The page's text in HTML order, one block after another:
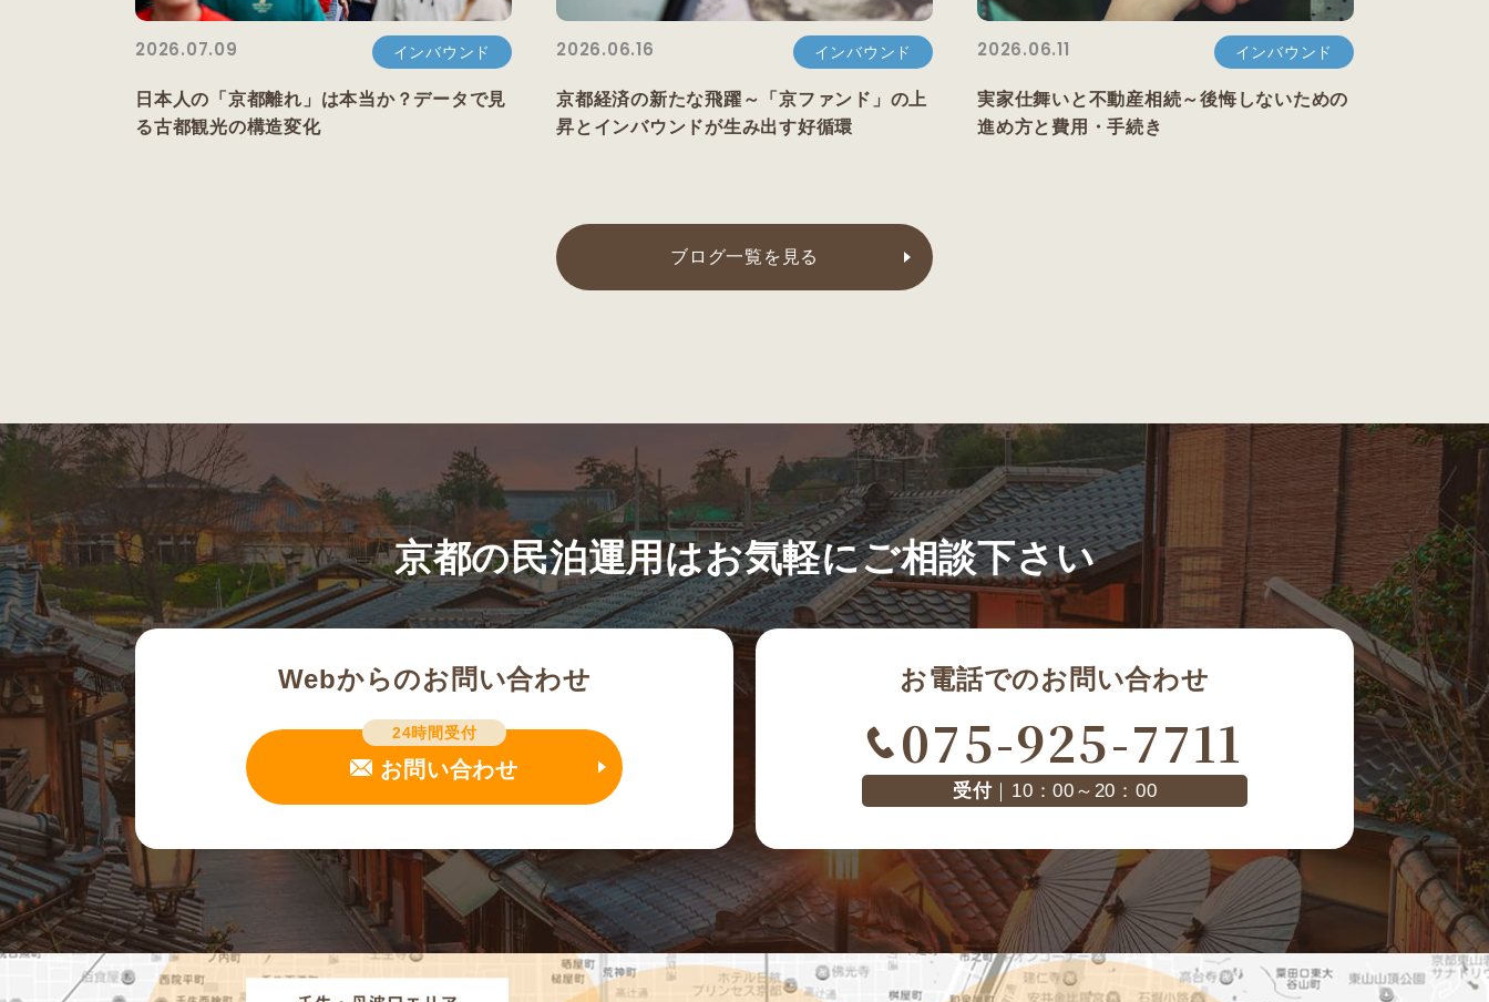
2026.07.09 インバウンド
日本人の「京都離れ」は本当か？データで見
る古都観光の構造変化
2026.06.16 インバウンド
京都経済の新たな飛躍～「京ファンド」の上
昇とインバウンドが生み出す好循環
2026.06.11 インバウンド
実家仕舞いと不動産相続～後悔しないための
進め方と費用・手続き
ブログ一覧を見る
京都の民泊運用はお気軽にご相談下さい
Webからのお問い合わせ
24時間受付
お問い合わせ
お電話でのお問い合わせ
075-925-7711
受付｜10：00～20：00